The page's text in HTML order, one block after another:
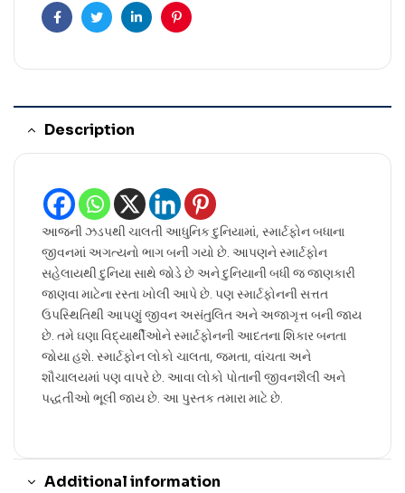
FacebookTwitterLinkedinPinterest
Description
આજની ઝડપથી ચાલતી આધુનિક દુનિયામાં, સ્માર્ટફોન બધાના
જીવનમાં અગત્યનો ભાગ બની ગયો છે. આપણને સ્માર્ટફોન
સહેલાયથી દુનિયા સાથે જોડે છે અને દુનિયાની બધી જ જાણકારી
જાણવા માટેના રસ્તા ખોલી આપે છે. પણ સ્માર્ટફોનની સત્તત
ઉપસ્થિતિથી આપણું જીવન અસંતુલિત અને અજાગૃત્ત બની જાય
છે. તમે ઘણા વિદ્યાર્થીઓને સ્માર્ટફોનની આદતના શિકાર બનતા
જોયા હશે. સ્માર્ટફોન લોકો ચાલતા, જમતા, વાંચતા અને
શૌચાલયમાં પણ વાપરે છે. આવા લોકો પોતાની જીવનશૈલી અને
પદ્ધતીઓ ભૂલી જાય છે. આ પુસ્તક તમારા માટે છે.
Additional information